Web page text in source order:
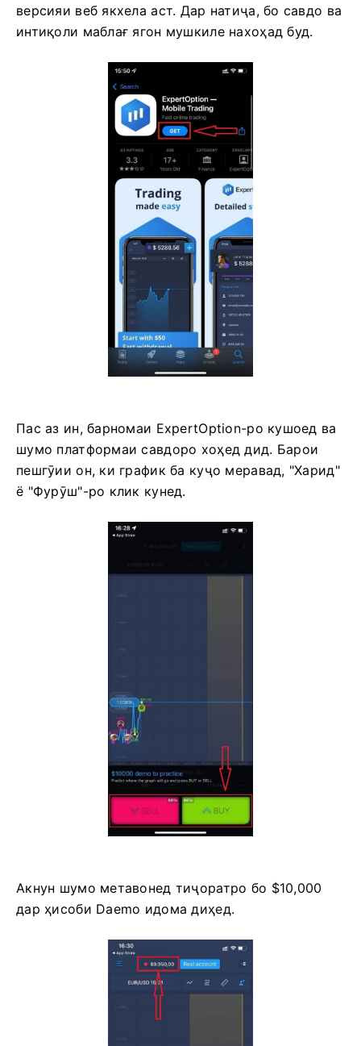
версияи веб якхела аст. Дар натиҷа, бо савдо ва
интиқоли маблағ ягон мушкиле нахоҳад буд.
Пас аз ин, барномаи ExpertOption-ро кушоед ва
шумо платформаи савдоро хоҳед дид. Барои
пешгӯии он, ки график ба куҷо меравад, "Харид"
ё "Фурӯш"-ро клик кунед.
Акнун шумо метавонед тиҷоратро бо $10,000
дар ҳисоби Daemo идома диҳед.